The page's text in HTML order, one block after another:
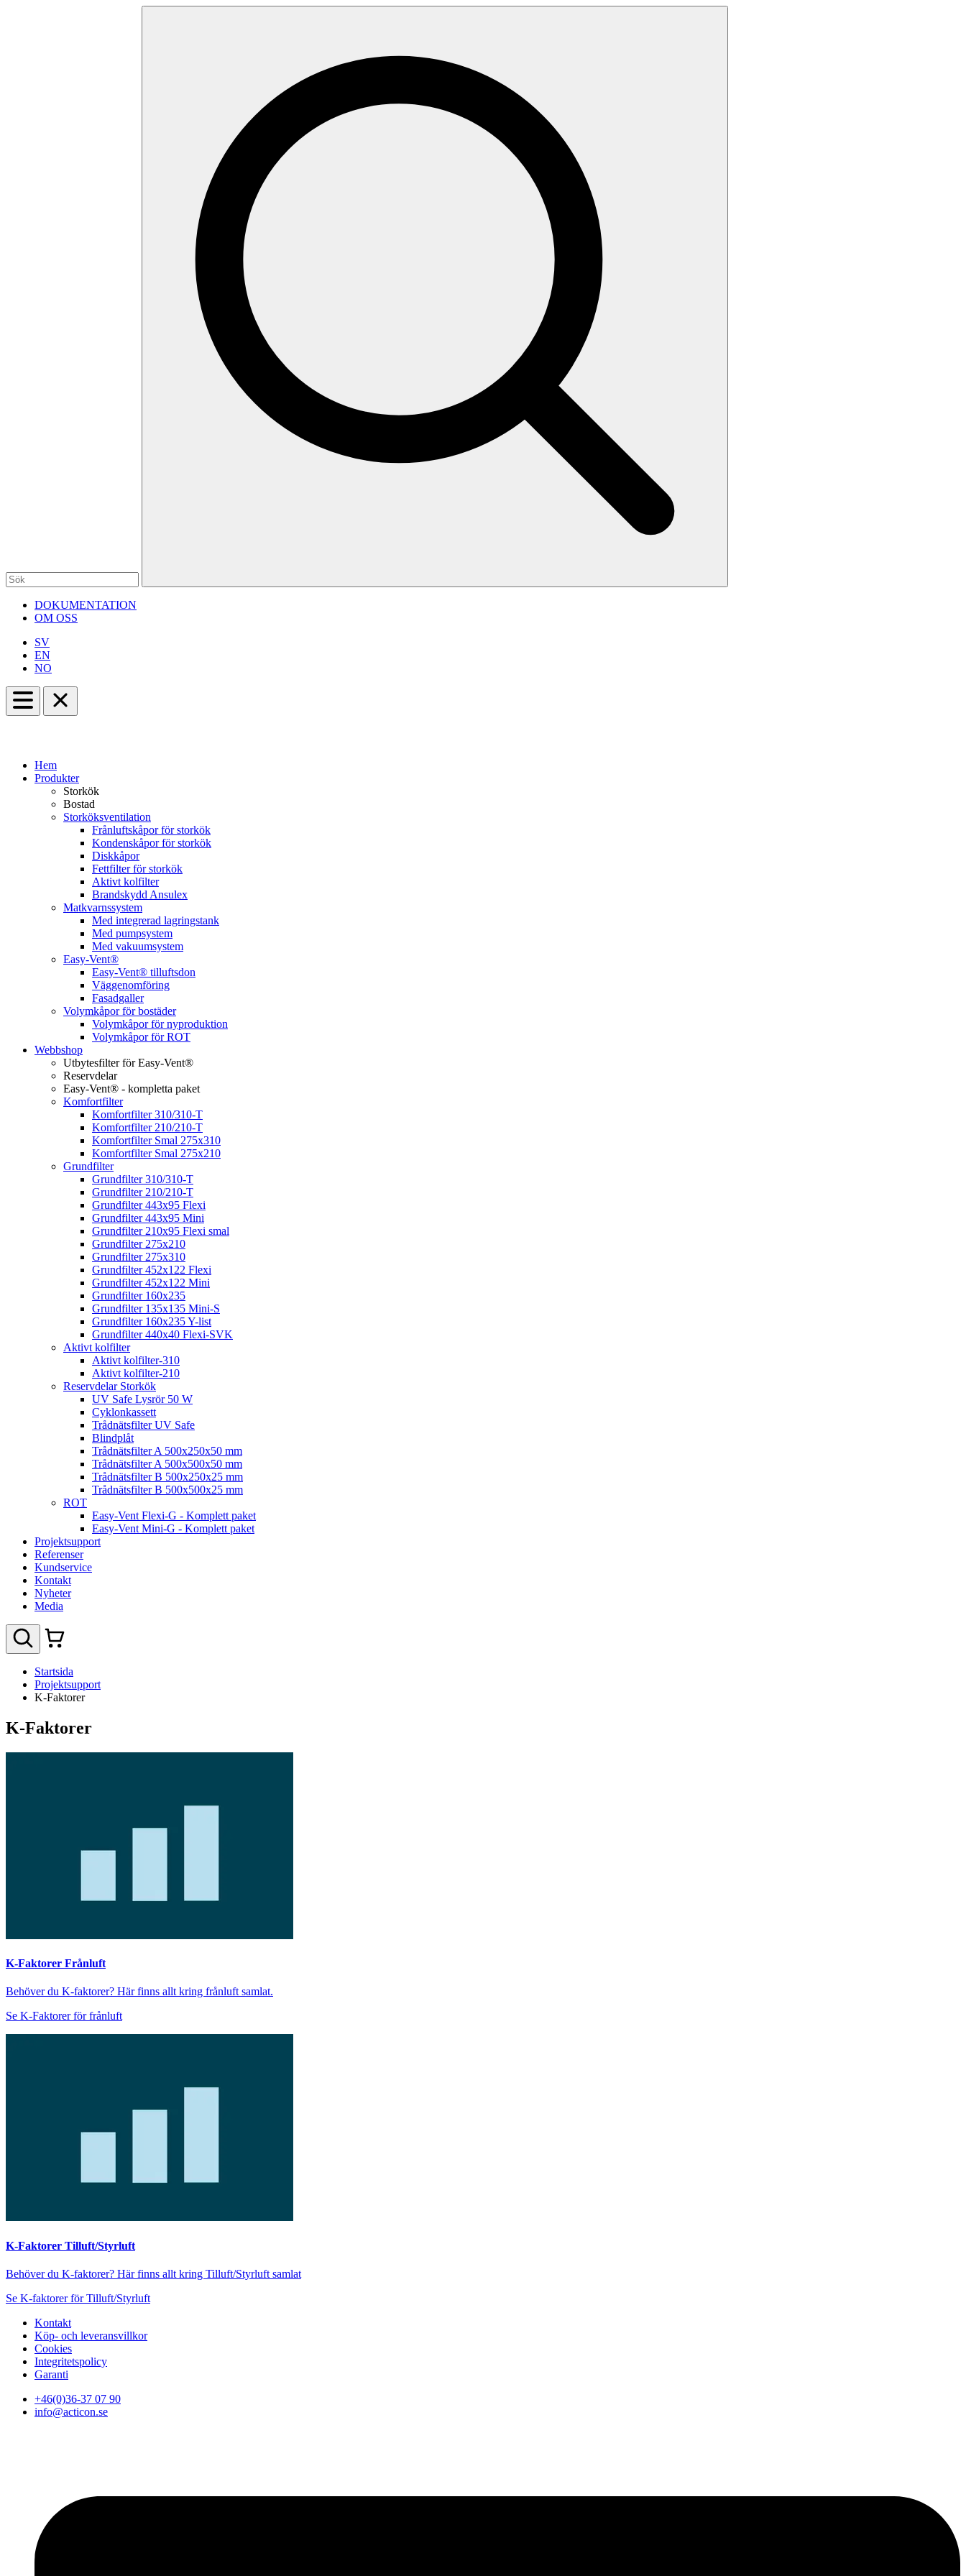
DOKUMENTATION
OM OSS
SV
EN
NO
Hem
Produkter
Storkök
Bostad
Storköksventilation
Frånluftskåpor för storkök
Kondenskåpor för storkök
Diskkåpor
Fettfilter för storkök
Aktivt kolfilter
Brandskydd Ansulex
Matkvarnssystem
Med integrerad lagringstank
Med pumpsystem
Med vakuumsystem
Easy-Vent®
Easy-Vent® tilluftsdon
Väggenomföring
Fasadgaller
Volymkåpor för bostäder
Volymkåpor för nyproduktion
Volymkåpor för ROT
Webbshop
Utbytesfilter för Easy-Vent®
Reservdelar
Easy-Vent® - kompletta paket
Komfortfilter
Komfortfilter 310/310-T
Komfortfilter 210/210-T
Komfortfilter Smal 275x310
Komfortfilter Smal 275x210
Grundfilter
Grundfilter 310/310-T
Grundfilter 210/210-T
Grundfilter 443x95 Flexi
Grundfilter 443x95 Mini
Grundfilter 210x95 Flexi smal
Grundfilter 275x210
Grundfilter 275x310
Grundfilter 452x122 Flexi
Grundfilter 452x122 Mini
Grundfilter 160x235
Grundfilter 135x135 Mini-S
Grundfilter 160x235 Y-list
Grundfilter 440x40 Flexi-SVK
Aktivt kolfilter
Aktivt kolfilter-310
Aktivt kolfilter-210
Reservdelar Storkök
UV Safe Lysrör 50 W
Cyklonkassett
Trådnätsfilter UV Safe
Blindplåt
Trådnätsfilter A 500x250x50 mm
Trådnätsfilter A 500x500x50 mm
Trådnätsfilter B 500x250x25 mm
Trådnätsfilter B 500x500x25 mm
ROT
Easy-Vent Flexi-G - Komplett paket
Easy-Vent Mini-G - Komplett paket
Projektsupport
Referenser
Kundservice
Kontakt
Nyheter
Media
Startsida
Projektsupport
K-Faktorer
K-Faktorer
K-Faktorer Frånluft
Behöver du K-faktorer? Här finns allt kring frånluft samlat.
Se K-Faktorer för frånluft
K-Faktorer Tilluft/Styrluft
Behöver du K-faktorer? Här finns allt kring Tilluft/Styrluft samlat
Se K-faktorer för Tilluft/Styrluft
Kontakt
Köp- och leveransvillkor
Cookies
Integritetspolicy
Garanti
+46(0)36-37 07 90
info@acticon.se